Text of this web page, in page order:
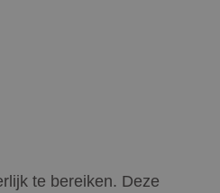
te bereiken. Deze